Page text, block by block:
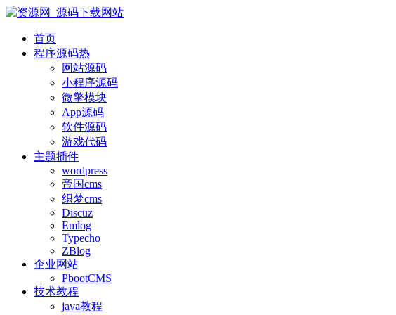
首页
程序源码热
网站源码
小程序源码
微擎模块
App源码
软件源码
游戏代码
主题插件
wordpress
帝国cms
织梦cms
Discuz
Emlog
Typecho
ZBlog
企业网站
PbootCMS
技术教程
java教程